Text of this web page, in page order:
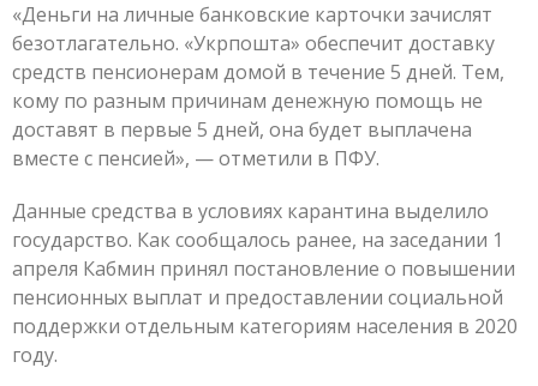
«Деньги на личные банковские карточки зачислят
безотлагательно. «Укрпошта» обеспечит доставку
средств пенсионерам домой в течение 5 дней. Тем,
кому по разным причинам денежную помощь не
доставят в первые 5 дней, она будет выплачена
вместе с пенсией», — отметили в ПФУ.
Данные средства в условиях карантина выделило
государство. Как сообщалось ранее, на заседании 1
апреля Кабмин принял постановление о повышении
пенсионных выплат и предоставлении социальной
поддержки отдельным категориям населения в 2020
году.